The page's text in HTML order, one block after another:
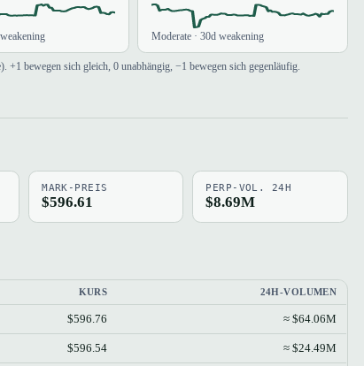
Moderate · 30d weakening
+1 bewegen sich gleich, 0 unabhängig, −1 bewegen sich gegenläufig.
MARK-PREIS
$596.61
PERP-VOL. 24H
$8.69M
KURS 24H-VOLUMEN
$596.76 ≈ $64.06M
$596.54 ≈ $24.49M